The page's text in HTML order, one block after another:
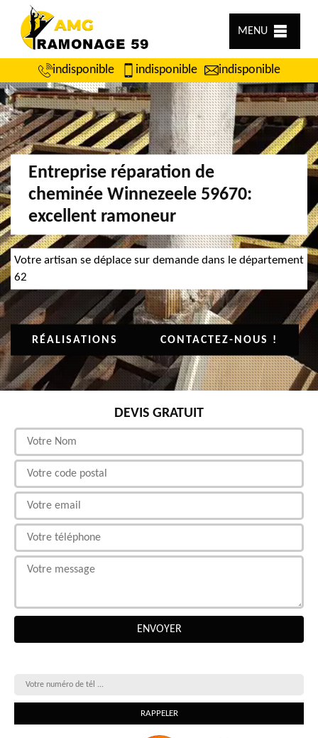
MENU
indisponible indisponible indisponible
Entreprise réparation de
cheminée Winnezeele 59670:
excellent ramoneur
Votre artisan se déplace sur demande dans le département
62
RÉALISATIONS CONTACTEZ-NOUS !
DEVIS GRATUIT